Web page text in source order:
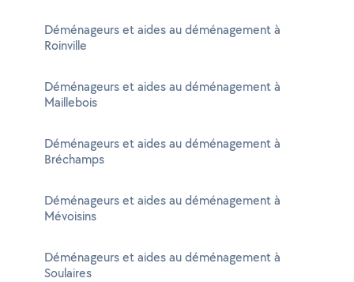
Déménageurs et aides au déménagement à
Roinville
Déménageurs et aides au déménagement à
Maillebois
Déménageurs et aides au déménagement à
Bréchamps
Déménageurs et aides au déménagement à
Mévoisins
Déménageurs et aides au déménagement à
Soulaires